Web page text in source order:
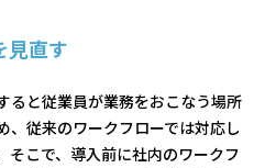
見直す
ると従業員が業務をおこなう場所
、従来のワークフローでは対応し
そこで、導入前に社内のワークフ